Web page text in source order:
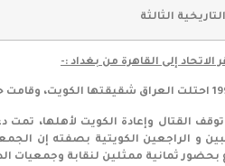
الثالثة
الاتحاد إلى القاهرة من بغداد :-
بحضور ثمانية ممثلين لنقابة وجمعيات